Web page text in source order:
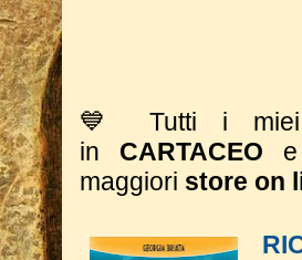
💙 Tutti i
in CARTACEO
maggiori store on